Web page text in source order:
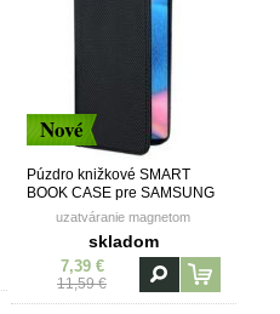
Nové
Púzdro knižkové SMART
BOOK CASE pre SAMSUNG
GALAXY A30s (A307F) -
uzatváranie magnetom
skladom
7,39 €
11,59 €